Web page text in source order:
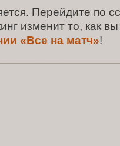
Перейдите по
изменит то, как
«Все на матч»!